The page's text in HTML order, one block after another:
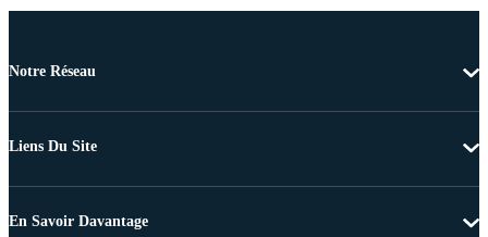
Notre Réseau
Liens Du Site
En Savoir Davantage